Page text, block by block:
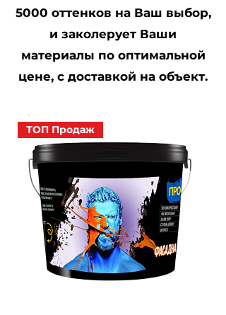
5000 оттенков на Ваш выбор,
и заколерует Ваши
материалы по оптимальной
цене, с доставкой на объект.
ТОП Продаж